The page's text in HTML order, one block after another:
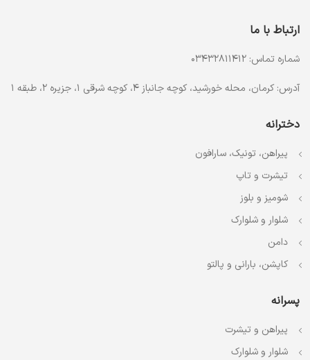
ارتباط با ما
شماره تماس: 03432811412
آدرس: کرمان، محله خورشید، کوچه جانباز 4، کوچه شرقی 1، جزیره 2، طبقه 1
دخترانه
پیراهن، تونیک، سارافون
تیشرت و تاپ
شومیز و بلوز
شلوار و شلوارک
دامن
کاپشن، بارانی و پالتو
پسرانه
پیراهن و تیشرت
شلوار و شلوارک